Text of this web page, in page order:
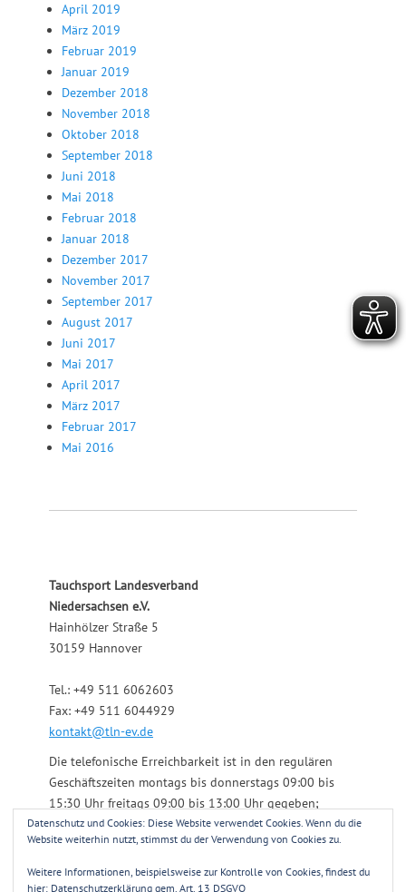
April 2019
März 2019
Februar 2019
Januar 2019
Dezember 2018
November 2018
Oktober 2018
September 2018
Juni 2018
Mai 2018
Februar 2018
Januar 2018
Dezember 2017
November 2017
September 2017
August 2017
Juni 2017
Mai 2017
April 2017
März 2017
Februar 2017
Mai 2016
Tauchsport Landesverband
Niedersachsen e.V.
Hainhölzer Straße 5
30159 Hannover
Tel.: +49 511 6062603
Fax: +49 511 6044929
kontakt@tln-ev.de
Die telefonische Erreichbarkeit ist in den regulären
Geschäftszeiten montags bis donnerstags 09:00 bis
15:30 Uhr freitags 09:00 bis 13:00 Uhr gegeben;
darüber hinaus über einen angeschlossenen
Anrufbeantworter.
Datenschutz und Cookies: Diese Website verwendet Cookies. Wenn du die
Website weiterhin nutzt, stimmst du der Verwendung von Cookies zu.
Weitere Informationen, beispielsweise zur Kontrolle von Cookies, findest du
hier: Datenschutzerklärung gem. Art. 13 DSGVO